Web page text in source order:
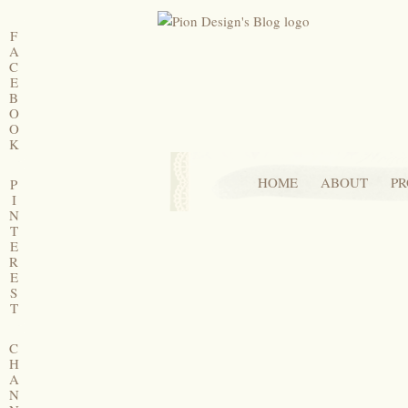
HOME ABOUT
F
A
C
E
B
O
O
K
P
I
N
T
E
R
E
S
T
C
H
A
N